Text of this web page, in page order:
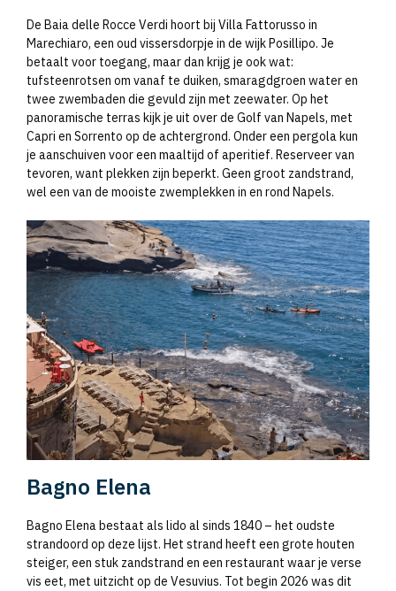
De Baia delle Rocce Verdi hoort bij Villa Fattorusso in
Marechiaro, een oud vissersdorpje in de wijk Posillipo. Je
betaalt voor toegang, maar dan krijg je ook wat:
tufsteenrotsen om vanaf te duiken, smaragdgroen water en
twee zwembaden die gevuld zijn met zeewater. Op het
panoramische terras kijk je uit over de Golf van Napels, met
Capri en Sorrento op de achtergrond. Onder een pergola kun
je aanschuiven voor een maaltijd of aperitief. Reserveer van
tevoren, want plekken zijn beperkt. Geen groot zandstrand,
wel een van de mooiste zwemplekken in en rond Napels.
Bagno Elena
Bagno Elena bestaat als lido al sinds 1840 – het oudste
strandoord op deze lijst. Het strand heeft een grote houten
steiger, een stuk zandstrand en een restaurant waar je verse
vis eet, met uitzicht op de Vesuvius. Tot begin 2026 was dit